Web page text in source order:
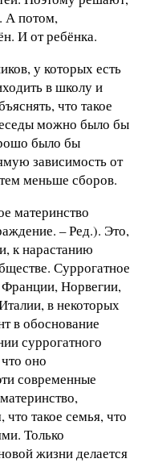
А потом,
И от ребёнка.
у которых есть
в школу и
что такое
можно было бы
было бы
зависимость от
меньше сборов.
материнство
– Ред.). Это,
к нарастанию
Суррогатное
Норвегии,
в некоторых
в обоснование
суррогатного
оно
современные
такое семья, что
Только
жизни делается